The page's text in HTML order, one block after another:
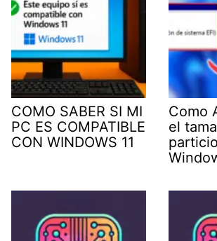
COMO SABER SI MI
PC ES COMPATIBLE
CON WINDOWS 11
Como
el